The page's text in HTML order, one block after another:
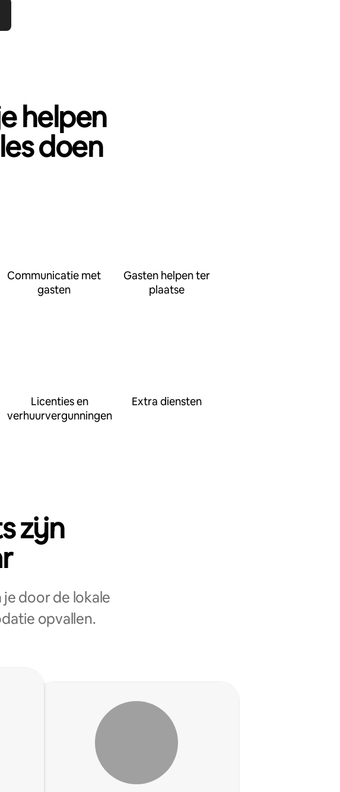
helpen
doen
Communicatie met
gasten
Gasten helpen ter
plaatse
Licenties en
verhuurvergunningen
Extra diensten
zijn
door de lokale
opvallen.